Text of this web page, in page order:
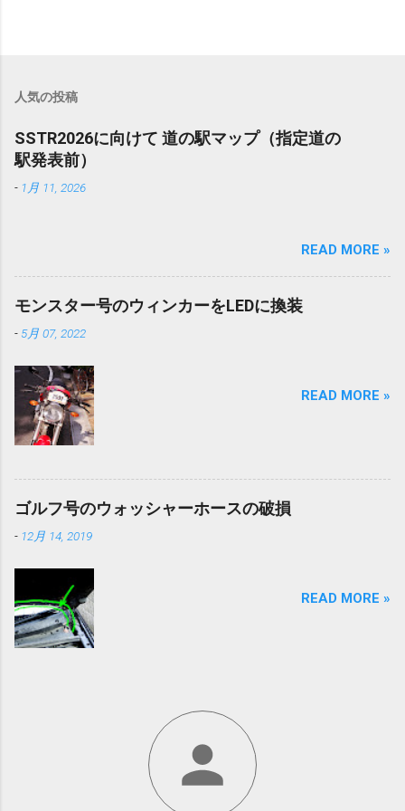
人気の投稿
SSTR2026に向けて 道の駅マップ（指定道の
駅発表前）
- 1月 11, 2026
READ MORE »
モンスター号のウィンカーをLEDに換装
- 5月 07, 2022
READ MORE »
ゴルフ号のウォッシャーホースの破損
- 12月 14, 2019
READ MORE »